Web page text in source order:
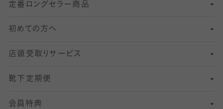
7 分丈 レギンス
8分丈 レギンス
10分丈 レギンス
12分丈レギンス
13分丈レギンス
スーツカジュアルソックス・靴下
ロングホーズ
サッカー・フットサル用ソックス
ヨガソックス・靴下
スポーツ用レッグウォーマー
SSサイズ（21～23cm）
Sサイズ（22～25cm）
加圧・着圧ソックス
冷えとり靴下
着圧・加圧タイツ
むくみ対策
足の疲れ対策
定番ロングセラー商品
初めての方へ
店頭受取りサービス
靴下定期便
会員特典